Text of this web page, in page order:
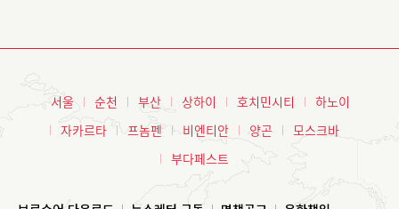
서울 순천 부산 상하이 호치민시티
하노이
자카르타
프놈펜 비엔티안 양곤
모스크바
부다페스트